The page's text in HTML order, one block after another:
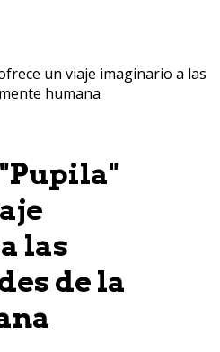
un viaje imaginario a las
humana
las
de la